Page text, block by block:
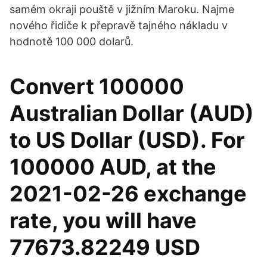
samém okraji pouště v jižním Maroku. Najme
nového řidiče k přepravě tajného nákladu v
hodnotě 100 000 dolarů.
Convert 100000
Australian Dollar (AUD)
to US Dollar (USD). For
100000 AUD, at the
2021-02-26 exchange
rate, you will have
77673.82249 USD